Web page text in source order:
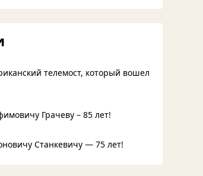
телемост, который вошел
Грачеву – 85 лет!
Станкевичу — 75 лет!